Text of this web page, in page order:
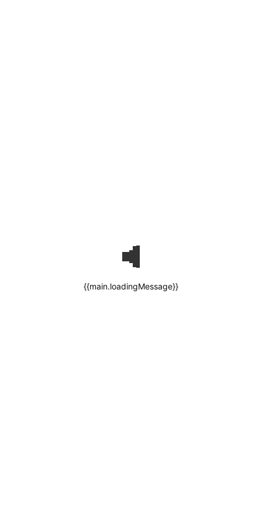
{{main.loadingMessage}}